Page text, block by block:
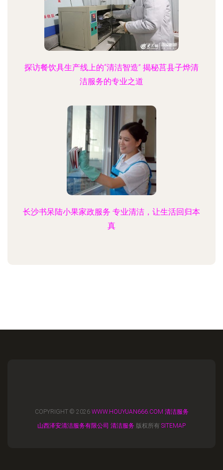
探访餐饮具生产线上的“清洁智造” 揭秘莒县子烨清
洁服务的专业之道
长沙书呆陆小果家政服务 专业清洁，让生活回归本
真
COPYRIGHT © 2026 WWW.HOUYUAN666.COM 清洁服务
山西泽安清洁服务有限公司 清洁服务 版权所有 SITEMAP